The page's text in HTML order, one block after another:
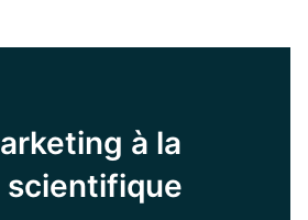
à la
scientifique